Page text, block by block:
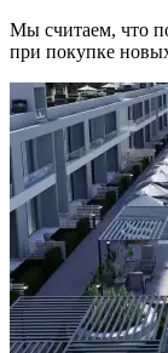
Мы считаем, что
при покупке